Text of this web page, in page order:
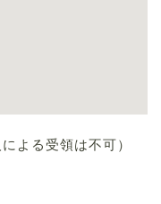
よる受領は不可）